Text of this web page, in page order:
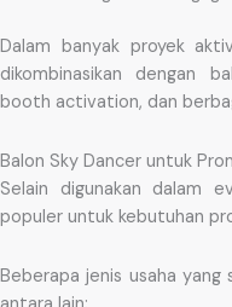
Dalam banyak proyek
dikombinasikan dengan
booth activation, dan
Balon Sky Dancer untuk
Selain digunakan dalam
populer untuk kebutuhan
Beberapa jenis usaha yang